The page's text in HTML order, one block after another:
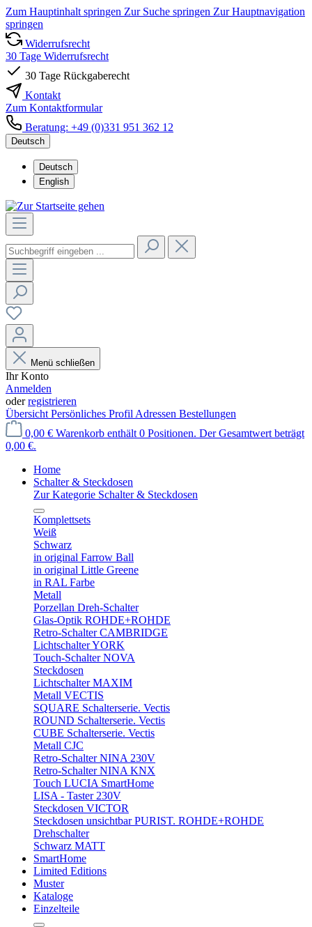
Zum Hauptinhalt springen Zur Suche springen Zur Hauptnavigation
springen
Widerrufsrecht
30 Tage Widerrufsrecht
30 Tage Rückgaberecht
Kontakt
Zum Kontaktformular
Beratung: +49 (0)331 951 362 12
Deutsch
Deutsch
English
Menü schließen
Ihr Konto
Anmelden
oderregistrieren
Übersicht Persönliches Profil Adressen Bestellungen
0,00 € Warenkorb enthält 0 Positionen. Der Gesamtwert beträgt
0,00 €.
Home
Schalter & Steckdosen
Zur Kategorie Schalter & Steckdosen
Komplettsets
Weiß
Schwarz
in original Farrow Ball
in original Little Greene
in RAL Farbe
Metall
Porzellan Dreh-Schalter
Glas-Optik ROHDE+ROHDE
Retro-Schalter CAMBRIDGE
Lichtschalter YORK
Touch-Schalter NOVA
Steckdosen
Lichtschalter MAXIM
Metall VECTIS
SQUARE Schalterserie. Vectis
ROUND Schalterserie. Vectis
CUBE Schalterserie. Vectis
Metall CJC
Retro-Schalter NINA 230V
Retro-Schalter NINA KNX
Touch LUCIA SmartHome
LISA - Taster 230V
Steckdosen VICTOR
Steckdosen unsichtbar PURIST. ROHDE+ROHDE
Drehschalter
Schwarz MATT
SmartHome
Limited Editions
Muster
Kataloge
Einzelteile